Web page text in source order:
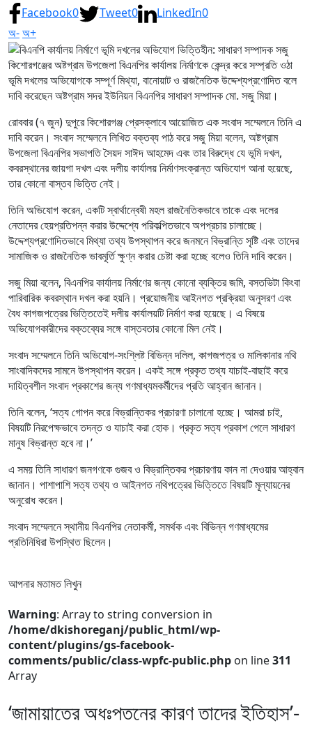
Facebook0 Tweet0 LinkedIn0
অ-অ+
কিশোরগঞ্জের অষ্টগ্রাম উপজেলা বিএনপির কার্যালয় নির্মাণকে কেন্দ্র করে সম্প্রতি ওঠা
ভূমি দখলের অভিযোগকে সম্পূর্ণ মিথ্যা, বানোয়াট ও রাজনৈতিক উদ্দেশ্যপ্রণোদিত বলে
দাবি করেছেন অষ্টগ্রাম সদর ইউনিয়ন বিএনপির সাধারণ সম্পাদক মো. সজু মিয়া।
রোববার (৭ জুন) দুপুরে কিশোরগঞ্জ প্রেসক্লাবে আয়োজিত এক সংবাদ সম্মেলনে তিনি এ
দাবি করেন। সংবাদ সম্মেলনে লিখিত বক্তব্য পাঠ করে সজু মিয়া বলেন, অষ্টগ্রাম
উপজেলা বিএনপির সভাপতি সৈয়দ সাঈদ আহমেদ এবং তার বিরুদ্ধে যে ভূমি দখল,
কবরস্থানের জায়গা দখল এবং দলীয় কার্যালয় নির্মাণসংক্রান্ত অভিযোগ আনা হয়েছে,
তার কোনো বাস্তব ভিত্তি নেই।
তিনি অভিযোগ করেন, একটি স্বার্থান্বেষী মহল রাজনৈতিকভাবে তাকে এবং দলের
নেতাদের হেয়প্রতিপন্ন করার উদ্দেশ্যে পরিকল্পিতভাবে অপপ্রচার চালাচ্ছে।
উদ্দেশ্যপ্রণোদিতভাবে মিথ্যা তথ্য উপস্থাপন করে জনমনে বিভ্রান্তি সৃষ্টি এবং তাদের
সামাজিক ও রাজনৈতিক ভাবমূর্তি ক্ষুণ্ন করার চেষ্টা করা হচ্ছে বলেও তিনি দাবি করেন।
সজু মিয়া বলেন, বিএনপির কার্যালয় নির্মাণের জন্য কোনো ব্যক্তির জমি, বসতভিটা কিংবা
পারিবারিক কবরস্থান দখল করা হয়নি। প্রয়োজনীয় আইনগত প্রক্রিয়া অনুসরণ এবং
বৈধ কাগজপত্রের ভিত্তিতেই দলীয় কার্যালয়টি নির্মাণ করা হয়েছে। এ বিষয়ে
অভিযোগকারীদের বক্তব্যের সঙ্গে বাস্তবতার কোনো মিল নেই।
সংবাদ সম্মেলনে তিনি অভিযোগ-সংশ্লিষ্ট বিভিন্ন দলিল, কাগজপত্র ও মালিকানার নথি
সাংবাদিকদের সামনে উপস্থাপন করেন। একই সঙ্গে প্রকৃত তথ্য যাচাই-বাছাই করে
দায়িত্বশীল সংবাদ প্রকাশের জন্য গণমাধ্যমকর্মীদের প্রতি আহ্বান জানান।
তিনি বলেন, ‘সত্য গোপন করে বিভ্রান্তিকর প্রচারণা চালানো হচ্ছে। আমরা চাই,
বিষয়টি নিরপেক্ষভাবে তদন্ত ও যাচাই করা হোক। প্রকৃত সত্য প্রকাশ পেলে সাধারণ
মানুষ বিভ্রান্ত হবে না।’
এ সময় তিনি সাধারণ জনগণকে গুজব ও বিভ্রান্তিকর প্রচারণায় কান না দেওয়ার আহ্বান
জানান। পাশাপাশি সত্য তথ্য ও আইনগত নথিপত্রের ভিত্তিতে বিষয়টি মূল্যায়নের
অনুরোধ করেন।
সংবাদ সম্মেলনে স্থানীয় বিএনপির নেতাকর্মী, সমর্থক এবং বিভিন্ন গণমাধ্যমের
প্রতিনিধিরা উপস্থিত ছিলেন।
আপনার মতামত লিখুন
Warning: Array to string conversion in
/home/dkishoreganj/public_html/wp-
content/plugins/gs-facebook-
comments/public/class-wpfc-public.php on line311
Array
‘জামায়াতের অধঃপতনের কারণ তাদের ইতিহাস’-